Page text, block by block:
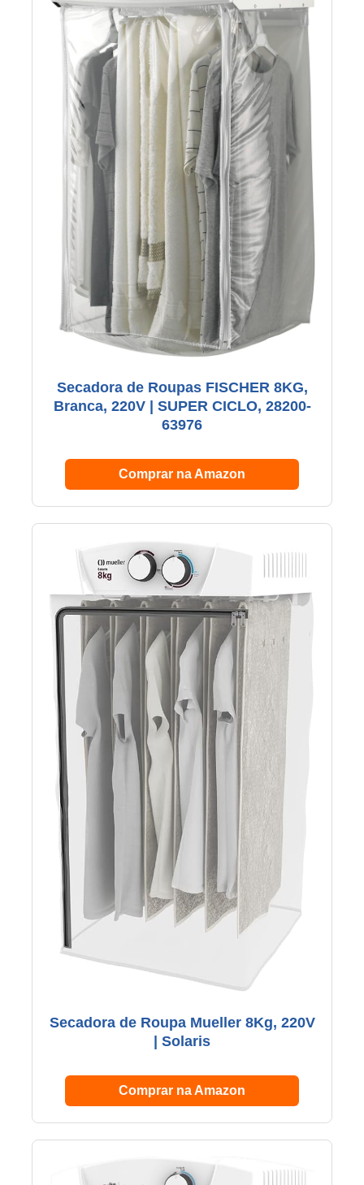
Secadora de Roupas FISCHER 8KG,
Branca, 220V | SUPER CICLO, 28200-
63976
Comprar na Amazon
Secadora de Roupa Mueller 8Kg, 220V
| Solaris
Comprar na Amazon